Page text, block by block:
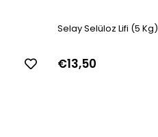
Selay Selüloz Lifi (5 Kg)
€13,50